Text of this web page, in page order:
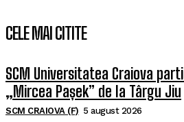
CELE MAI CITITE
SCM Universitatea Craiova
„Mircea Pașek” de la Târgu Jiu
SCM CRAIOVA (F) 5 august 2026